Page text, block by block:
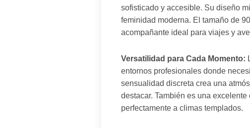
sofisticado y accesible. Su diseño
feminidad moderna. El tamaño de
acompañante ideal para viajes y
Versatilidad para Cada Momento:
entornos profesionales donde
sensualidad discreta crea una
destacar. También es una
perfectamente a climas templados.